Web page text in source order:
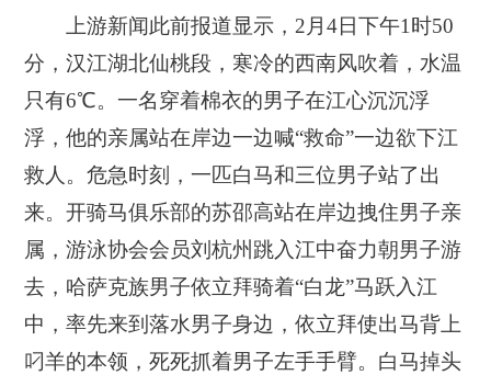
上游新闻此前报道显示，2月4日下午1时50
分，汉江湖北仙桃段，寒冷的西南风吹着，水温
只有6℃。一名穿着棉衣的男子在江心沉沉浮
浮，他的亲属站在岸边一边喊“救命”一边欲下江
救人。危急时刻，一匹白马和三位男子站了出
来。开骑马俱乐部的苏邵高站在岸边拽住男子亲
属，游泳协会会员刘杭州跳入江中奋力朝男子游
去，哈萨克族男子依立拜骑着“白龙”马跃入江
中，率先来到落水男子身边，依立拜使出马背上
叼羊的本领，死死抓着男子左手手臂。白马掉头